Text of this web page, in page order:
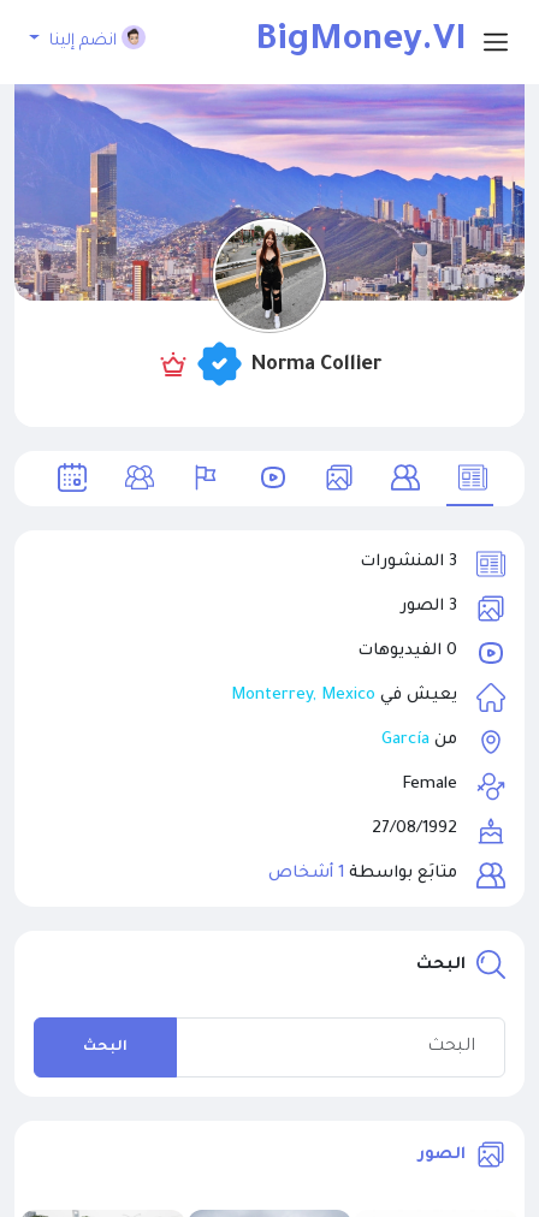
BigMoney.VI
P
انضم إلينا
Norma Collier
3 المنشورات
3 الصور
0 الفيديوهات
يعيش في Monterrey, Mexico
من García
Female
27/08/1992
متابَع بواسطة 1 أشخاص
البحث
البحث
الصور